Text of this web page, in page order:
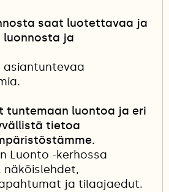
saat luotettavaa ja
ja
tuntemaan luontoa ja eri
tietoa
Luonto -kerhossa
näköislehdet,
ja tilaajaedut.